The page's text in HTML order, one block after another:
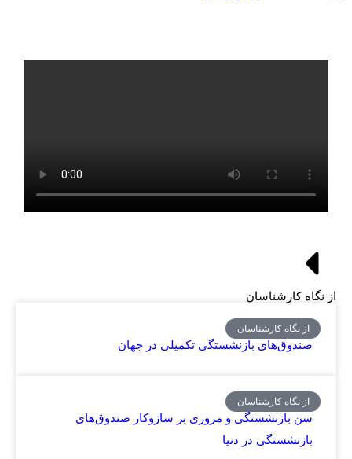
از نگاه کارشناسان
از نگاه کارشناسان
صندوق‌های بازنشستگی تکمیلی در جهان
از نگاه کارشناسان
سن بازنشستگی و مروری بر سازوکار صندوق‌های
بازنشستگی در دنیا